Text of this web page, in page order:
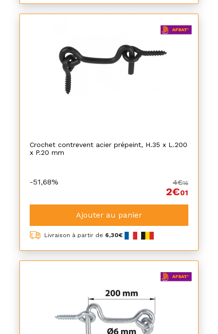
Crochet contrevent acier prépeint, H.35 x L.200
x P.20 mm
-51,68% 4€16
2€01
Ajouter au panier
Livraison à partir de 6,30€